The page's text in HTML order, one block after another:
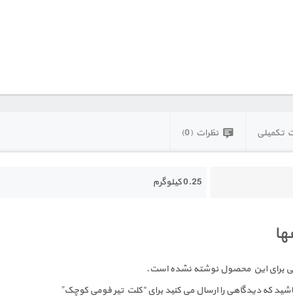
تکمیلی نظرات (0)
0.25 کیلوگرم
برای این محصول نوشته نشده است.
که دیدگاهی را ارسال می کنید برای “کلت تیر فومی کوچک”